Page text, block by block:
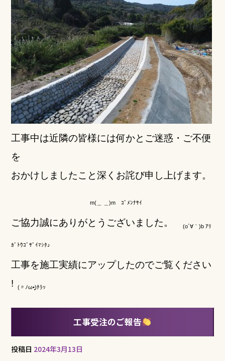
工事中は近隣の皆様には何かとご迷惑・ご不便
を
おかけしましたこと深くお詫び申し上げます。
m(＿ ＿)m ｺﾞﾒﾝﾅｻｲ
ご協力誠にありがとうございました。 (o´∀｀)b ｱﾘ
ｶﾞﾄｳｺﾞｻﾞｲﾏｼﾀ♪
工事を施工実績にアップしたのでご覧ください
!
(〃 ﾉω•͈)ﾁﾗｯ
工事受注のご報告
投稿日 2024年3月13日